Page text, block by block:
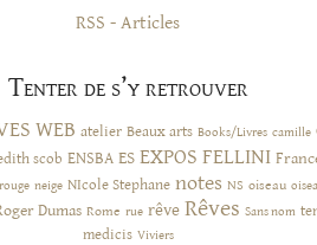
RSS - Articles
Tenter de s’y retrouver
WEB atelier Beaux arts Books/Livres camille
scob ENSBA ES EXPOS FELLINI
neige NIcole Stephane notes NS oiseau
Dumas Rome rue rêve Rêves Sans nom
medicis Viviers